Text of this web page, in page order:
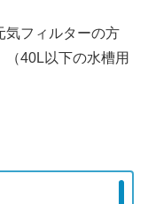
気フィルターの方
40L以下の水槽用